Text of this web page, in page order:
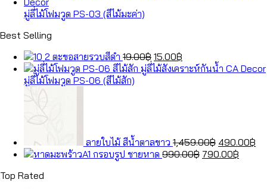
มู่ลี่ไม้โฟมวูด PS-03 (สีไม้มะค่า)
Best Selling
ตะขอสายรวบสีดำ 19.00฿ Original
price
15.00฿
price
มู่ลี่ไม้โฟมวูด PS-06 (สีไม้สัก)
ลายใบไม้ สีน้ำตาลขาว 1,459.00฿ 490.00฿
กรอบรูป ชายหาด 990.00฿ Original
790.00฿
Top Rated